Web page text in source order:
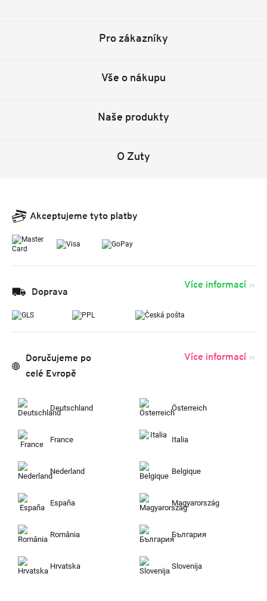
Pro zákazníky
Vše o nákupu
Naše produkty
O Zuty
Akceptujeme tyto platby
Doprava
Více informací
Doručujeme po
celé Evropě
Více informací
Deutschland Österreich
France Italia
Nederland Belgique
España Magyarország
România България
Hrvatska Slovenija